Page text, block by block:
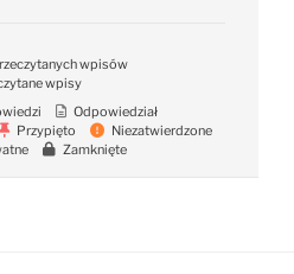
wpisów
wpisy
Odpowiedział
Przypięto
Niezatwierdzone
Zamknięte